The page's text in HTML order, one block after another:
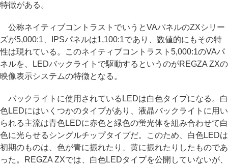
特徴がある。
公称ネイティブコントラストでいうとVAパネルのZXシリー
ズが5,000:1、IPSパネルは1,100:1であり、数値的にもその特
性は現れている。このネイティブコントラスト5,000:1のVAパ
ネルを、LEDバックライトで駆動するというのがREGZA ZXの
映像表示システムの特徴となる。
バックライトに使用されているLEDは白色タイプになる。白
色LEDにはいくつかのタイプがあり、液晶バックライトに用い
られる主流は青色LEDに赤色と緑色の蛍光体を組み合わせて白
色に光らせるシングルチップタイプだ。このため、白色LEDは
初期のものは、色が青に振れたり、黄に振れたりしたものであ
った。REGZA ZXでは、白色LEDタイプを公開していないが、